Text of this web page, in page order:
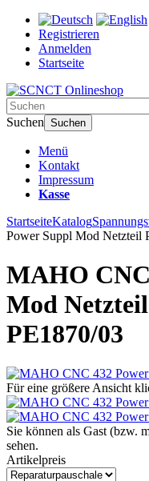
Registrieren
Anmelden
Startseite
Suchen Suchen
Menü
Kontakt
Impressum
Kasse
StartseiteKatalog
Power Suppl Mod Netzteil
MAHO
Mod
PE1870/03
Für eine größere Ansicht
Sie können als Gast (bzw.
sehen.
Artikelpreis